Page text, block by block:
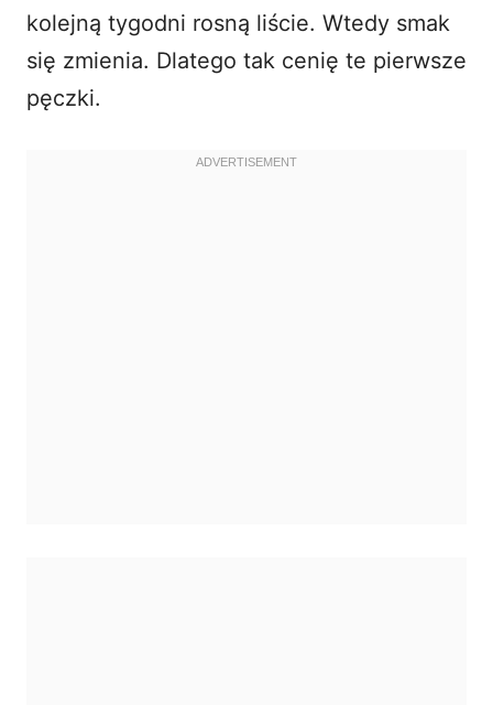
kolejną tygodni rosną liście. Wtedy smak
się zmienia. Dlatego tak cenię te pierwsze
pęczki.